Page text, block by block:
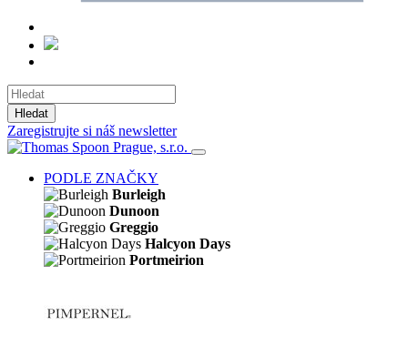
Hledat
Zaregistrujte si náš newsletter
PODLE ZNAČKY
Burleigh
Dunoon
Greggio
Halcyon Days
Portmeirion